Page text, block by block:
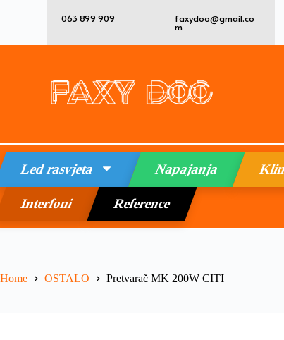
063 899 909 faxydoo@gmail.co
m
Led rasvjeta Napajanja
Interfoni Reference
Home OSTALO Pretvarač MK 200W CITI